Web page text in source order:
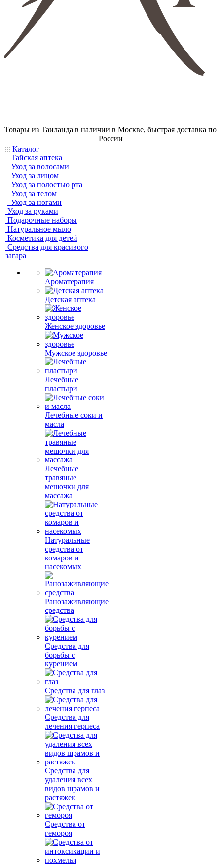
Товары из Таиланда в наличии в Москве, быстрая доставка по
России
Каталог
Тайская аптека
Уход за волосами
Уход за лицом
Уход за полостью рта
Уход за телом
Уход за ногами
Уход за руками
Подарочные наборы
Натуральное мыло
Косметика для детей
Средства для красивого
загара
Ароматерапия
Детская аптека
Женское здоровье
Мужское здоровье
Лечебные
пластыри
Лечебные соки и
масла
Лечебные
травяные
мешочки для
массажа
Натуральные
средства от
комаров и
насекомых
Ранозаживляющие
средства
Средства для
борьбы с
курением
Средства для глаз
Средства для
лечения герпеса
Средства для
удаления всех
видов шрамов и
растяжек
Средства от
гемороя